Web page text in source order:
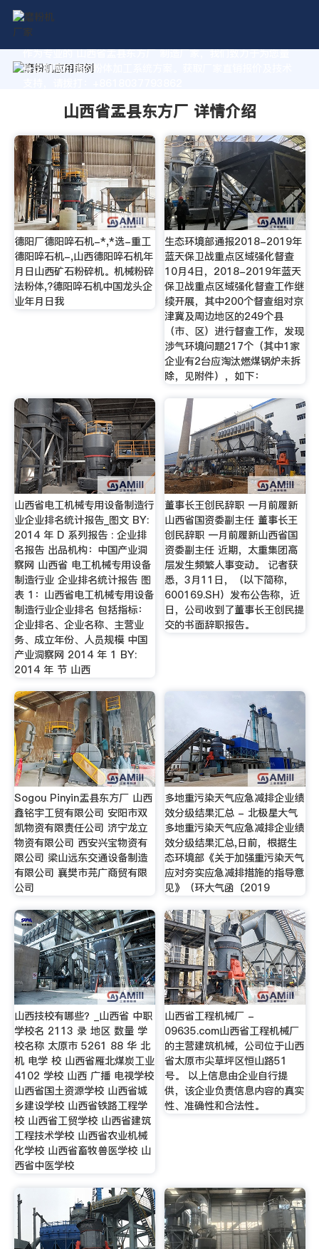
作为专业的 山西省盂县东方厂 制造厂家，我们致力于为您量
身定制高价值的粉体加工系统方案。获取厂家直销报价及技术
山西省盂县东方厂 详情介绍
德阳厂德阳啐石机-*,*选-重工
德阳啐石机-,山西德阳啐石机年
月日山西矿石粉碎机。机械粉碎
法粉体,?德阳啐石机中国龙头企
业年月日我
生态环境部通报2018-2019年
蓝天保卫战重点区域强化督查
10月4日，2018-2019年蓝天
保卫战重点区域强化督查工作继
续开展，其中200个督查组对京
津冀及周边地区的249个县
（市、区）进行督查工作，发现
涉气环境问题217个（其中1家
企业有2台应淘汰燃煤锅炉未拆
除，见附件），如下：
山西省电工机械专用设备制造行
业企业排名统计报告_图文 BY:
2014 年 D 系列报告 : 企业排
名报告 出品机构：中国产业洞
察网 山西省 电工机械专用设备
制造行业 企业排名统计报告 图
表 1：山西省电工机械专用设备
制造行业企业排名 包括指标：
企业排名、企业名称、主营业
务、成立年份、人员规模 中国
产业洞察网 2014 年 1 BY:
2014 年 节 山西
董事长王创民辞职 一月前履新
山西省国资委副主任 董事长王
创民辞职 一月前履新山西省国
资委副主任 近期，太重集团高
层发生频繁人事变动。 记者获
悉，3月11日，（以下简称，
600169.SH）发布公告称，近
日，公司收到了董事长王创民提
交的书面辞职报告。
Sogou Pinyin盂县东方厂 山西
鑫铭宇工贸有限公司 安阳市双
凯物资有限责任公司 济宁龙立
物资有限公司 西安兴宝物资有
限公司 梁山远东交通设备制造
有限公司 襄樊市芫广商贸有限
公司
多地重污染天气应急减排企业绩
效分级结果汇总 - 北极星大气
多地重污染天气应急减排企业绩
效分级结果汇总,日前，根据生
态环境部《关于加强重污染天气
应对夯实应急减排措施的指导意
见》（环大气函〔2019
山西技校有哪些？_山西省 中职
学校名 2113 录 地区 数量 学
校名称 太原市 5261 88 华 北
机 电学 校 山西省雁北煤炭工业
4102 学校 山西 广播 电视学校
山西省国土资源学校 山西省城
乡建设学校 山西省铁路工程学
校 山西省工贸学校 山西省建筑
工程技术学校 山西省农业机械
化学校 山西省畜牧兽医学校 山
西省中医学校
山西省工程机械厂 -
09635.com山西省工程机械厂
的主营建筑机械，公司位于山西
省太原市尖草坪区恒山路51
号。 以上信息由企业自行提
供，该企业负责信息内容的真实
性、准确性和合法性。